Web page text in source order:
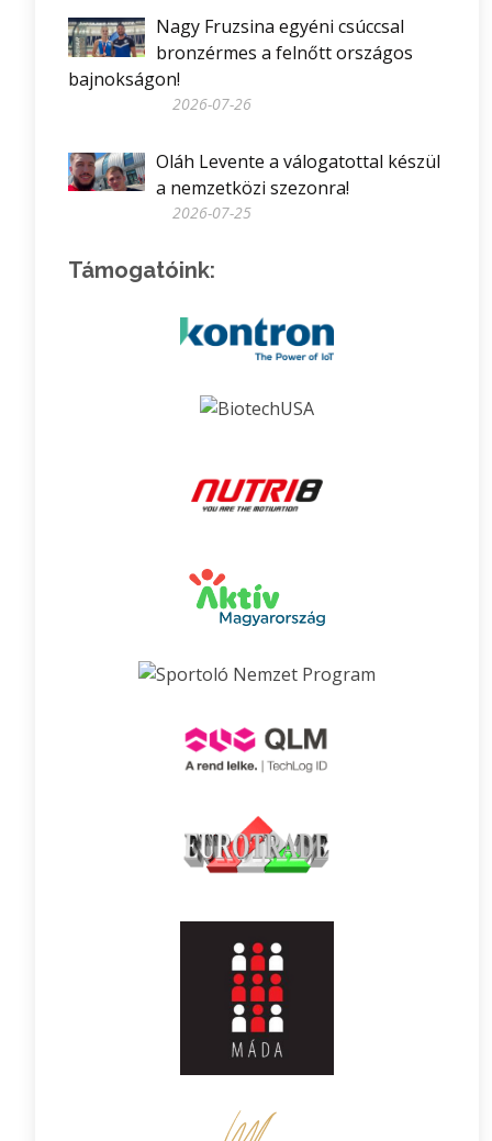
Nagy Fruzsina egyéni csúccsal
bronzérmes a felnőtt országos
bajnokságon!
2026-07-26
Oláh Levente a válogatottal készül
a nemzetközi szezonra!
2026-07-25
Támogatóink: